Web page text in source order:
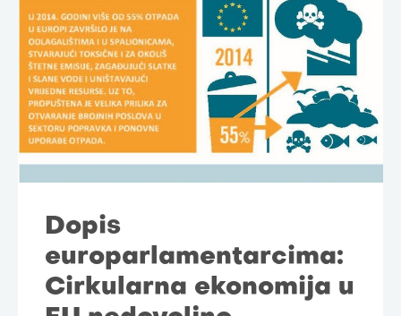
Dopis
europarlamentarcima:
Cirkularna ekonomija u